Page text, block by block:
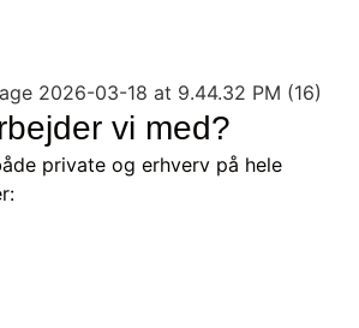
vi med?
private og erhverv på hele